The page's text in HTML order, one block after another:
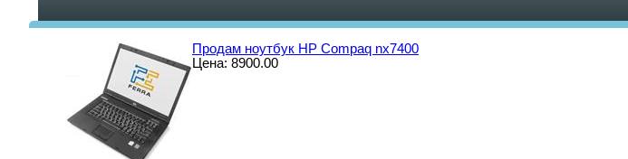
Продам ноутбук HP Compaq nx7400
Цена: 8900.00